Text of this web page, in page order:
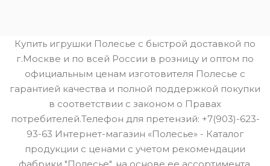
Купить игрушки Полесье с быстрой доставкой по
г.Москве и по всей России в розницу и оптом по
официальным ценам изготовителя Полесье с
гарантией качества и полной поддержкой покупки
в соответствии с законом о Правах
потребителей.Телефон для претензий: +7(903)-623-
93-63 Интернет-магазин «Полесье» - Каталог
продукции с ценами с учетом рекомендации